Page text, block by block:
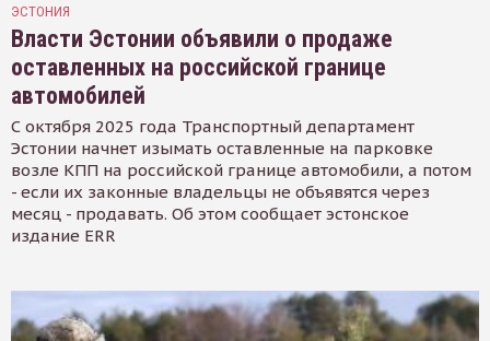
ЭСТОНИЯ
Власти Эстонии объявили о продаже
оставленных на российской границе
автомобилей
С октября 2025 года Транспортный департамент
Эстонии начнет изымать оставленные на парковке
возле КПП на российской границе автомобили, а потом
- если их законные владельцы не объявятся через
месяц - продавать. Об этом сообщает эстонское
издание ERR